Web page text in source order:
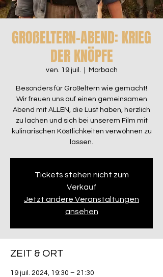
GROßELTERN-ABEND: KRIEG
DER KNÖPFE
ven. 19 juil. Morbach
Besonders für Großeltern wie gemacht!
Wir freuen uns auf einen gemeinsamen
Abend mit ALLEN, die Lust haben, herzlich
zu lachen und sich bei unserem Film mit
kulinarischen Köstlichkeiten verwöhnen zu
lassen.
Tickets stehen nicht zum
Verkauf
Jetzt andere Veranstaltungen
ansehen
ZEIT & ORT
19 juil. 2024, 19:30 – 21:30